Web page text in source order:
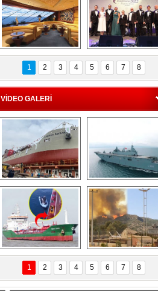
Splendida
havuzu intikal
seyrine başladı
MSC'den 55 milyon
euroluk turizm geliri
müjdesi
5. Bosphorus Ship
Brokers Dinner,
İstanbul’da yapıldı
1 2 3 4 5 6 7 8
VİDEO GALERİ
Çeksan Tersanesi,
Başaran Bayrak
tankerini suya
indirdi
TCG Anadolu,
tersane teknik
seyrini tamamladı
Göçmenlerin
imdadına Türk
sahipli MINA DENIZ
yetişti
Milas’taki yangın
yeniden termik
santrallere doğru
ilerliyor
1 2 3 4 5 6 7 8